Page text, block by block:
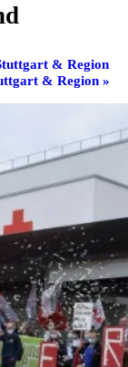
& Region
& Region »